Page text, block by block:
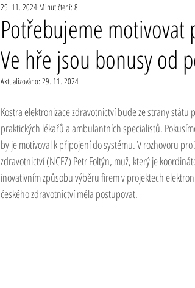
Potřebujeme
Ve hře jsou bonusy od
25. 11. 2024 Minut čtení: 8
Aktualizováno: 29. 11. 2024
Kostra elektronizace zdravotnictví bude ze strany
praktických lékařů a ambulantních specialistů.
by je motivoval k připojení do systému. V rozhovoru
zdravotnictví (NCEZ) Petr Foltýn, muž, který je
inovativním způsobu výběru firem v projektech
českého zdravotnictví měla postupovat.